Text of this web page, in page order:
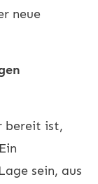
neue
bereit ist,
sein, aus